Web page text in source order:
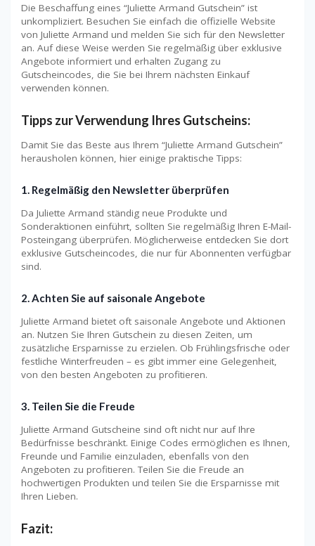
Die Beschaffung eines “Juliette Armand Gutschein” ist
unkompliziert. Besuchen Sie einfach die offizielle Website
von Juliette Armand und melden Sie sich für den Newsletter
an. Auf diese Weise werden Sie regelmäßig über exklusive
Angebote informiert und erhalten Zugang zu
Gutscheincodes, die Sie bei Ihrem nächsten Einkauf
verwenden können.
Tipps zur Verwendung Ihres Gutscheins:
Damit Sie das Beste aus Ihrem “Juliette Armand Gutschein”
herausholen können, hier einige praktische Tipps:
1. Regelmäßig den Newsletter überprüfen
Da Juliette Armand ständig neue Produkte und
Sonderaktionen einführt, sollten Sie regelmäßig Ihren E-Mail-
Posteingang überprüfen. Möglicherweise entdecken Sie dort
exklusive Gutscheincodes, die nur für Abonnenten verfügbar
sind.
2. Achten Sie auf saisonale Angebote
Juliette Armand bietet oft saisonale Angebote und Aktionen
an. Nutzen Sie Ihren Gutschein zu diesen Zeiten, um
zusätzliche Ersparnisse zu erzielen. Ob Frühlingsfrische oder
festliche Winterfreuden – es gibt immer eine Gelegenheit,
von den besten Angeboten zu profitieren.
3. Teilen Sie die Freude
Juliette Armand Gutscheine sind oft nicht nur auf Ihre
Bedürfnisse beschränkt. Einige Codes ermöglichen es Ihnen,
Freunde und Familie einzuladen, ebenfalls von den
Angeboten zu profitieren. Teilen Sie die Freude an
hochwertigen Produkten und teilen Sie die Ersparnisse mit
Ihren Lieben.
Fazit: